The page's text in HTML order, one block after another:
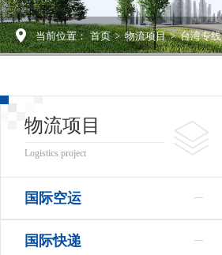
当前位置： 首页 > 物流项目 > 台湾专线
物流项目
Logistics project
国际空运
国际快递